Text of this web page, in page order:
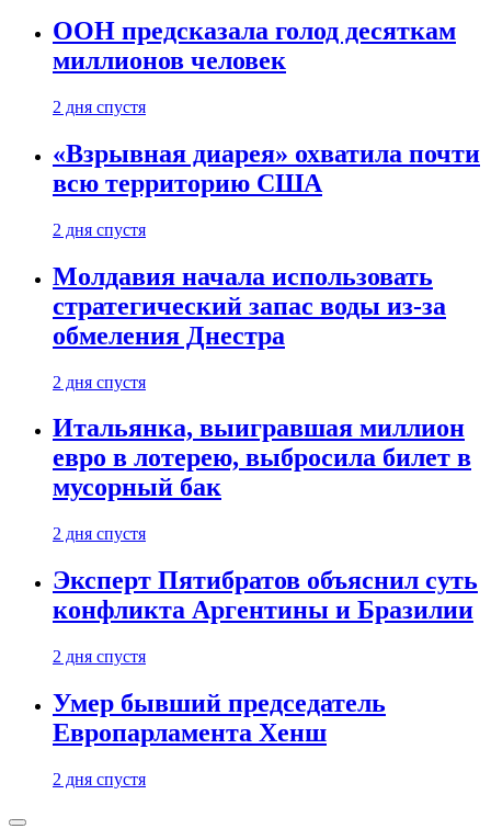
ООН предсказала голод десяткам
миллионов человек
2 дня спустя
«Взрывная диарея» охватила почти
всю территорию США
2 дня спустя
Молдавия начала использовать
стратегический запас воды из-за
обмеления Днестра
2 дня спустя
Итальянка, выигравшая миллион
евро в лотерею, выбросила билет в
мусорный бак
2 дня спустя
Эксперт Пятибратов объяснил суть
конфликта Аргентины и Бразилии
2 дня спустя
Умер бывший председатель
Европарламента Хенш
2 дня спустя